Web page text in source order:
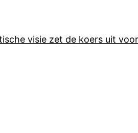
visie zet de koers uit